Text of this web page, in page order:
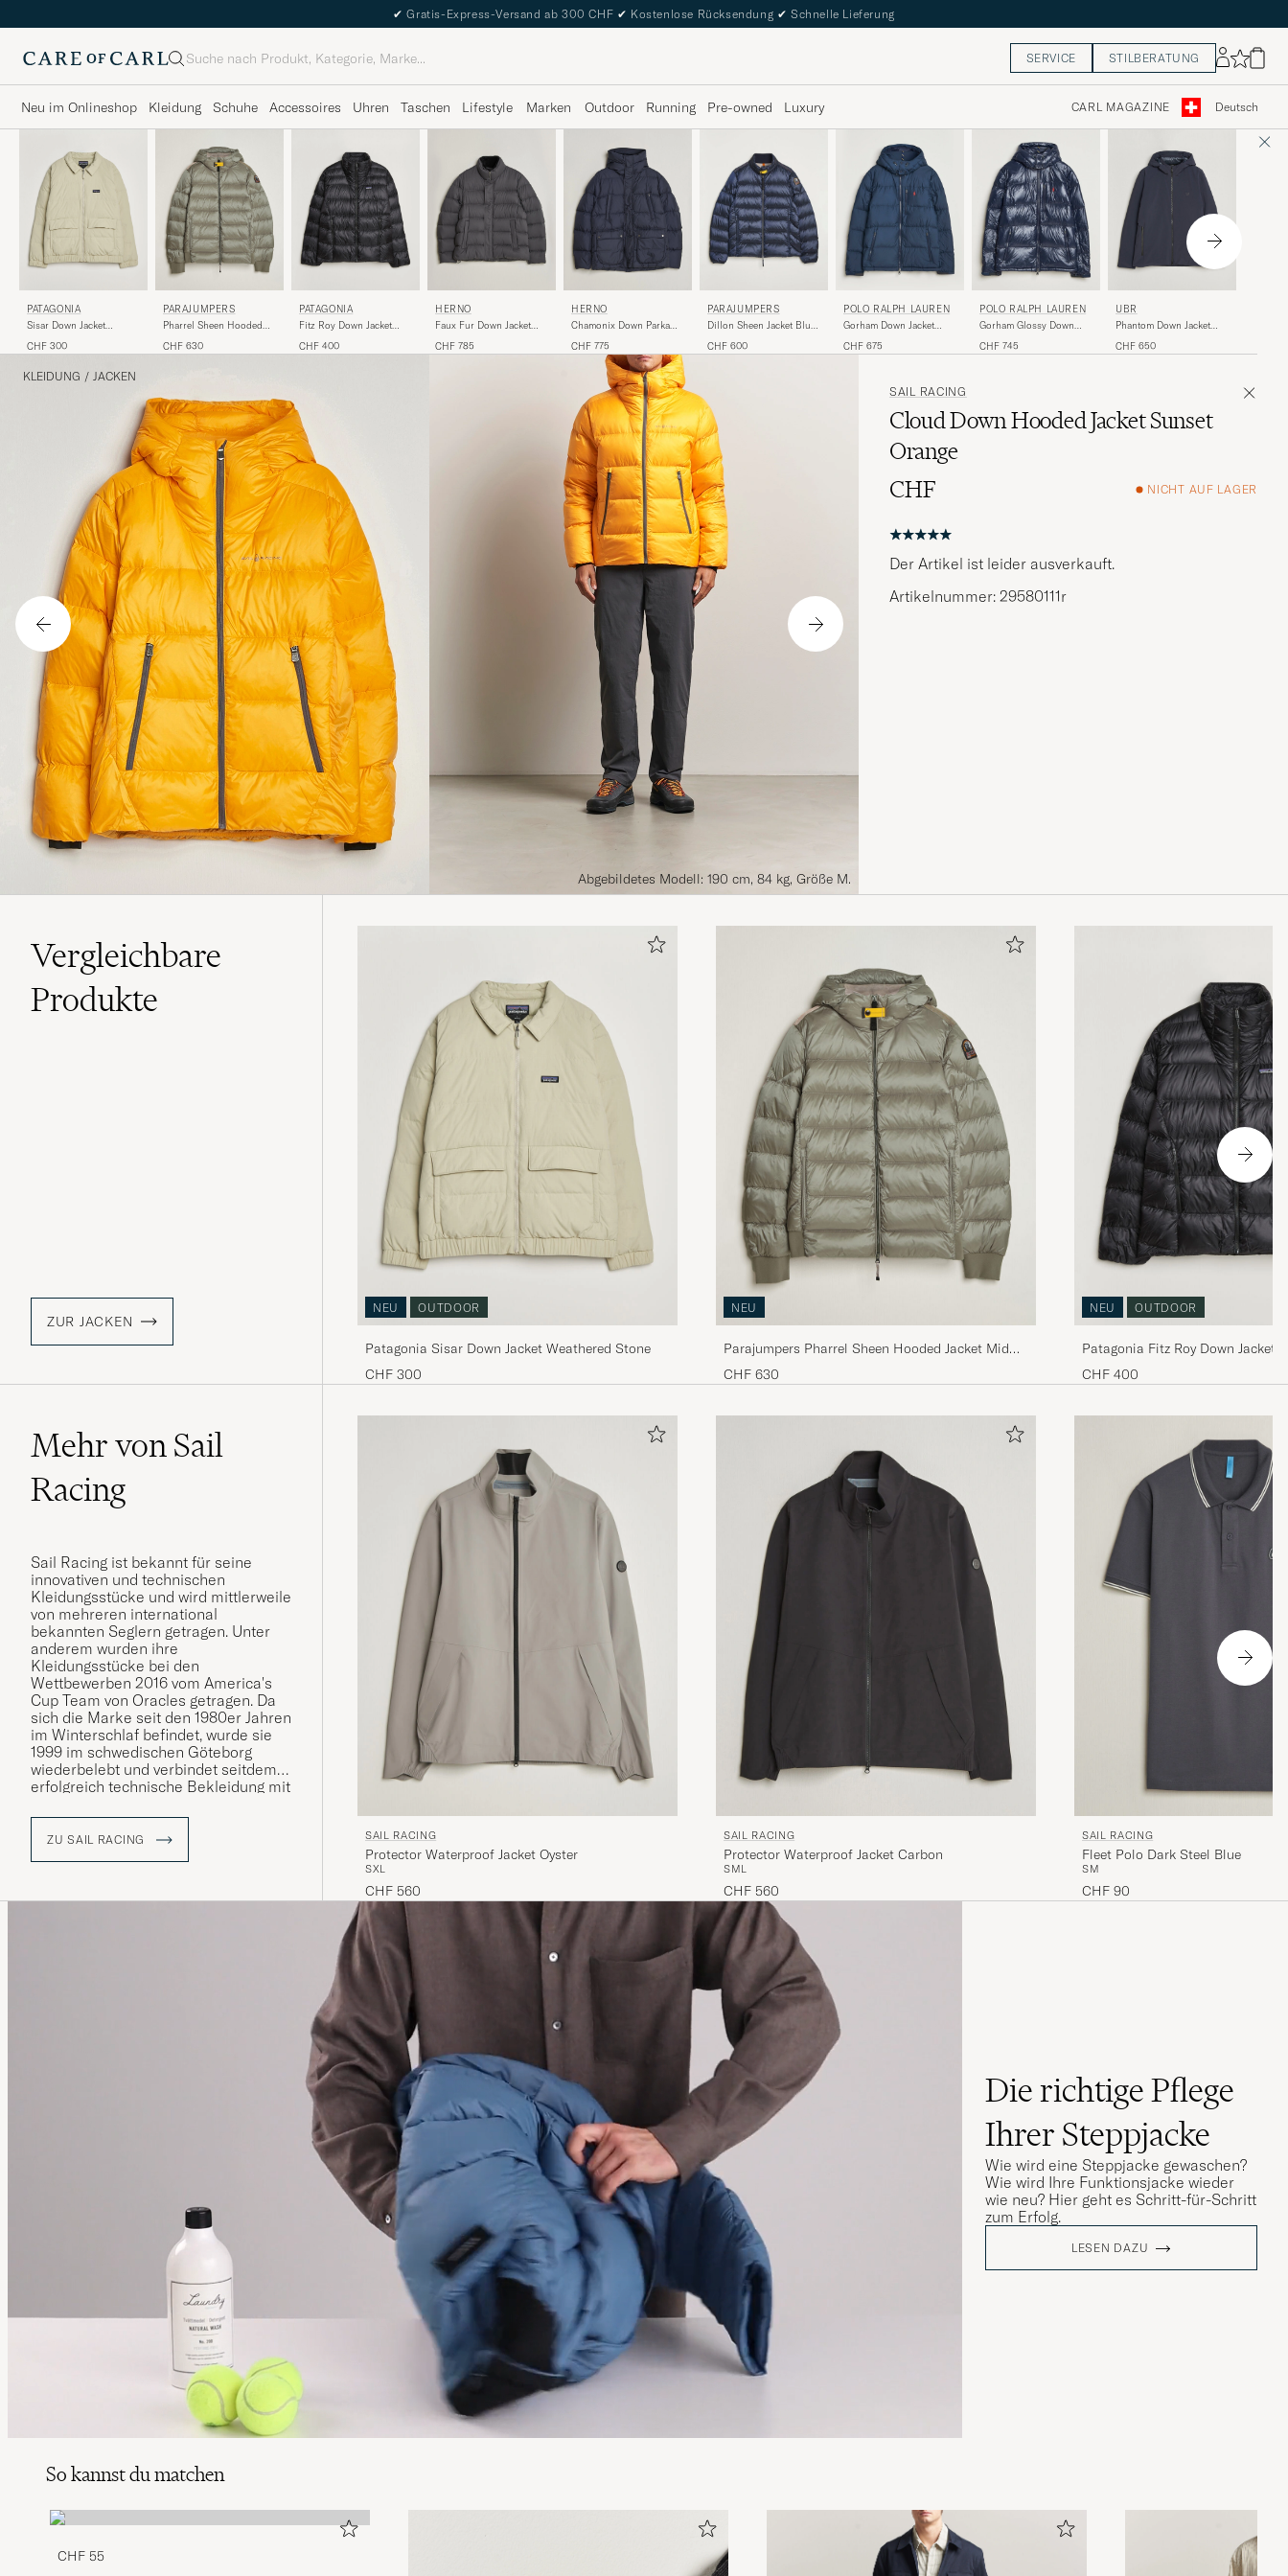
✔ Gratis-Express-Versand ab 300 CHF ✔ Kostenlose Rücksendung ✔ Schnelle Lieferung
Suche SERVICE STILBERATUNG
Neu im Onlineshop Kleidung Schuhe Accessoires Uhren Taschen Lifestyle Marken Outdoor Running Pre-owned Luxury CARL MAGAZINE Deutsch
PATAGONIA
Sisar Down Jacket
CHF 300
PARAJUMPERS
Pharrel Sheen Hooded
CHF 630
PATAGONIA
Fitz Roy Down Jacket
CHF 400
HERNO
Faux Fur Down Jacket
CHF 785
HERNO
Chamonix Down Parka
CHF 775
PARAJUMPERS
Dillon Sheen Jacket Blue
CHF 600
POLO RALPH LAUREN
Gorham Down Jacket
CHF 675
POLO RALPH LAUREN
Gorham Glossy Down
CHF 745
UBR
Phantom Down Jacket
CHF 650
KLEIDUNG / JACKEN
Abgebildetes Modell: 190 cm, 84 kg, Größe M.
SAIL RACING
Cloud Down Hooded Jacket Sunset
Orange
CHF
NICHT AUF LAGER
Der Artikel ist leider ausverkauft.
Artikelnummer: 29580111r
Vergleichbare
Produkte
ZUR JACKEN
NEU OUTDOOR
Patagonia Sisar Down Jacket Weathered Stone
CHF 300
NEU
Parajumpers Pharrel Sheen Hooded Jacket Mid
Grey
CHF 630
NEU OUTDOOR
Patagonia Fitz Roy
CHF 400
Mehr von Sail
Racing
Sail Racing ist bekannt für seine
innovativen und technischen
Kleidungsstücke und wird mittlerweile
von mehreren international
bekannten Seglern getragen. Unter
anderem wurden ihre
Kleidungsstücke bei den
Wettbewerben 2016 vom America's
Cup Team von Oracles getragen. Da
sich die Marke seit den 1980er Jahren
im Winterschlaf befindet, wurde sie
1999 im schwedischen Göteborg
wiederbelebt und verbindet seitdem
erfolgreich technische Bekleidung mit
ZU SAIL RACING SAIL RACING
Protector Waterproof Jacket Oyster
SXL
CHF 560
SAIL RACING
Protector Waterproof Jacket Carbon
SML
CHF 560
SAIL RACING
Fleet Polo Dark Steel Blue
SM
CHF 90
Die richtige Pflege
Ihrer Steppjacke
Wie wird eine Steppjacke gewaschen?
Wie wird Ihre Funktionsjacke wieder
wie neu? Hier geht es Schritt-für-Schritt
zum Erfolg.
LESEN DAZU
So kannst du matchen
CHF 55